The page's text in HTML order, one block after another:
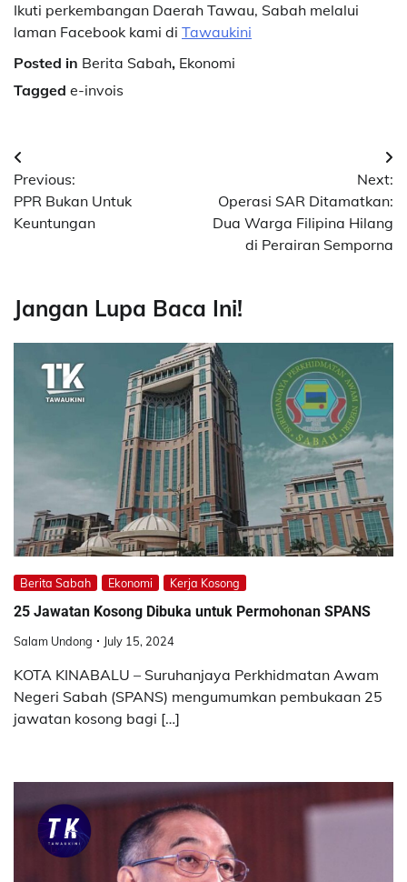
Ikuti perkembangan Daerah Tawau, Sabah melalui
laman Facebook kami di Tawaukini
Posted in Berita Sabah, Ekonomi
Tagged e-invois
Post
navigation
Previous:
PPR Bukan Untuk
Keuntungan
Next:
Operasi SAR Ditamatkan:
Dua Warga Filipina Hilang
di Perairan Semporna
Jangan Lupa Baca Ini!
Berita Sabah Ekonomi Kerja Kosong
25 Jawatan Kosong Dibuka untuk Permohonan SPANS
Salam Undong July 15, 2024
KOTA KINABALU – Suruhanjaya Perkhidmatan Awam
Negeri Sabah (SPANS) mengumumkan pembukaan 25
jawatan kosong bagi […]